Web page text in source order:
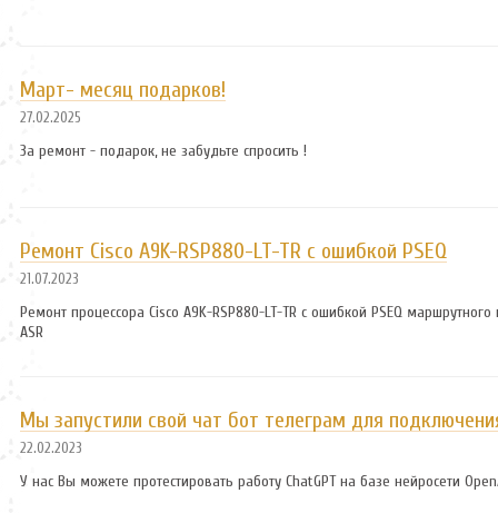
Март- месяц подарков!
27.02.2025
За ремонт - подарок, не забудьте спросить !
Ремонт Cisco A9K-RSP880-LT-TR с ошибкой PSEQ
21.07.2023
Ремонт процессора Cisco A9K-RSP880-LT-TR с ошибкой PSEQ
ASR
Мы запустили свой чат бот телеграм для
22.02.2023
У нас Вы можете протестировать работу ChatGPT на базе нейросети